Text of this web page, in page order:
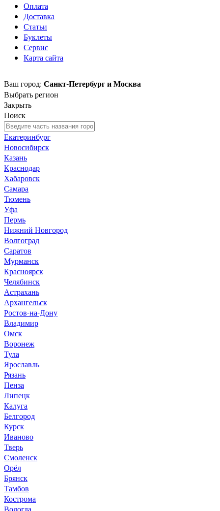
Оплата
Доставка
Статьи
Буклеты
Сервис
Карта сайта
Ваш город: Санкт-Петербург и Москва
Выбрать регион
Закрыть
Поиск
Екатеринбург
Новосибирск
Казань
Краснодар
Хабаровск
Самара
Тюмень
Уфа
Пермь
Нижний Новгород
Волгоград
Саратов
Мурманск
Красноярск
Челябинск
Астрахань
Архангельск
Ростов-на-Дону
Владимир
Омск
Воронеж
Тула
Ярославль
Рязань
Пенза
Липецк
Калуга
Белгород
Курск
Иваново
Тверь
Смоленск
Орёл
Брянск
Тамбов
Кострома